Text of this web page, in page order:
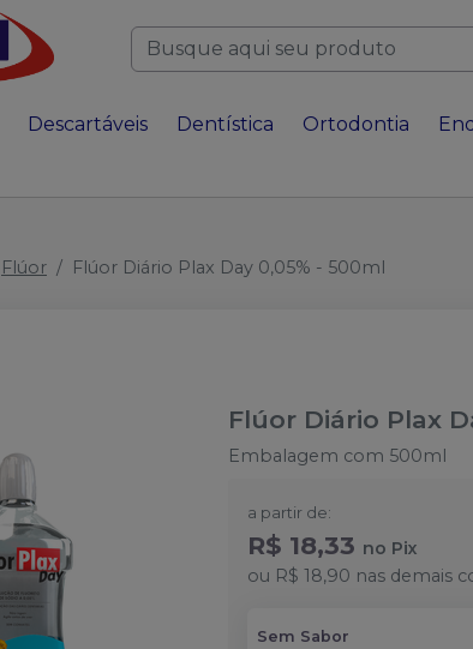
Descartáveis Dentística Ortodontia
Flúor Flúor Diário Plax Day 0,05% - 500ml
Flúor Diário Plax
Embalagem com 500ml
a partir de:
R$ 18,33 no Pix
ou R$ 18,90 nas demais
Sem Sabor